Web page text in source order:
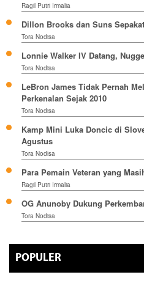
Ragil Putri Irmalia
Dillon Brooks dan Suns
Tora Nodisa
Lonnie Walker IV Datang,
Tora Nodisa
LeBron James Tidak Pernah
Perkenalan Sejak 2010
Tora Nodisa
Kamp Mini Luka Doncic di
Agustus
Tora Nodisa
Para Pemain Veteran yang
Ragil Putri Irmalia
OG Anunoby Dukung
Tora Nodisa
POPULER